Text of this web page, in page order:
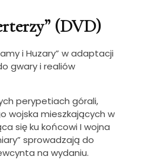
(DVD)
i Huzary” w adaptacji
gwary i realiów
perypetiach górali,
wojska mieszkających w
się ku końcowi I wojna
sprowadzają do
na wydaniu.